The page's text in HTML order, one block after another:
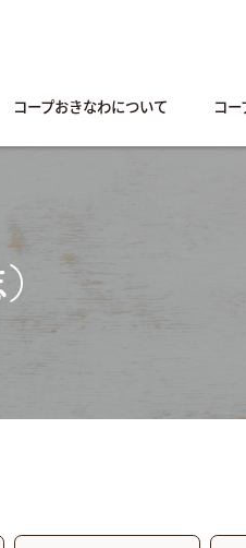
コープおきなわについて コ